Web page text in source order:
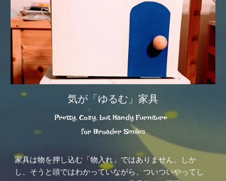
気が「ゆるむ」家具
Pretty, Cozy, but Handy Furniture
for Broader Smiles
家具は物を押し込む「物入れ」ではありません。しか
し、そうと頭ではわかっていながら、ついついやってし